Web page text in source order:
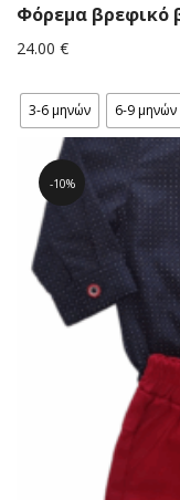
Φόρεμα βρεφικό
24.00 €
3-6 μηνών 6-9 μηνών
10%